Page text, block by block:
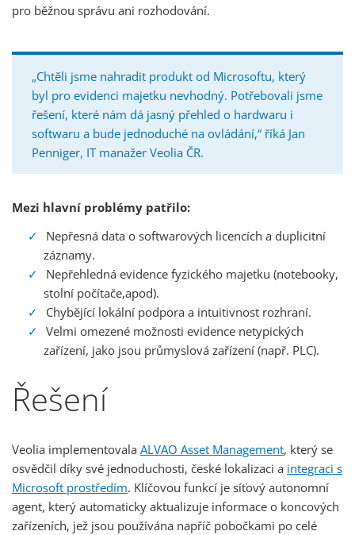
pro běžnou správu ani rozhodování.
„Chtěli jsme nahradit produkt od Microsoftu, který
byl pro evidenci majetku nevhodný. Potřebovali jsme
řešení, které nám dá jasný přehled o hardwaru i
softwaru a bude jednoduché na ovládání,“ říká Jan
Penniger, IT manažer Veolia ČR.
Mezi hlavní problémy patřilo:
Nepřesná data o softwarových licencích a duplicitní
záznamy.
Nepřehledná evidence fyzického majetku (notebooky,
stolní počítače,apod).
Chybějící lokální podpora a intuitivnost rozhraní.
Velmi omezené možnosti evidence netypických
zařízení, jako jsou průmyslová zařízení (např. PLC).
Řešení
Veolia implementovala ALVAO Asset Management, který se
osvědčil díky své jednoduchosti, české lokalizaci a integraci s
Microsoft prostředím. Klíčovou funkcí je síťový autonomní
agent, který automaticky aktualizuje informace o koncových
zařízeních, jež jsou používána napříč pobočkami po celé